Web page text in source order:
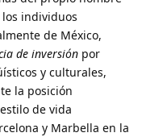
los individuos
de México,
de inversión por
y culturales,
la posición
de vida
y Marbella en la